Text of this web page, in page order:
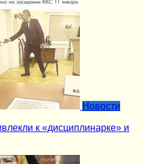
Новости
к «дисциплинарке» и